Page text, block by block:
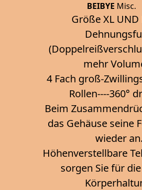
BEIBYE Misc.
Größe XL
mehr
4 Fach groß-
Rollen----360°
Beim
das Gehäuse seine
wieder an.
Höhenverstellbare
sorgen Sie für